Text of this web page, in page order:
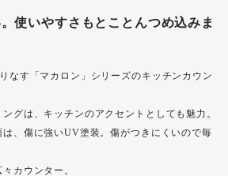
使いやすさもとことんつめ込みま
なす「マカロン」シリーズのキッチンカウン
グは、キッチンのアクセントとしても魅力。
、傷に強いUV塗装。傷がつきにくいので毎
カウンター。